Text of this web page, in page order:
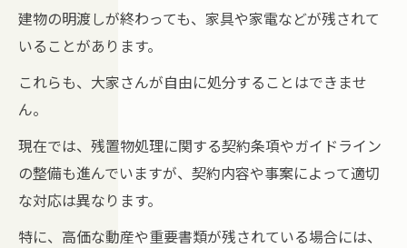
建物の明渡しが終わっても、家具や家電などが残されて
いることがあります。
これらも、大家さんが自由に処分することはできませ
ん。
現在では、残置物処理に関する契約条項やガイドライン
の整備も進んでいますが、契約内容や事案によって適切
な対応は異なります。
特に、高価な動産や重要書類が残されている場合には、